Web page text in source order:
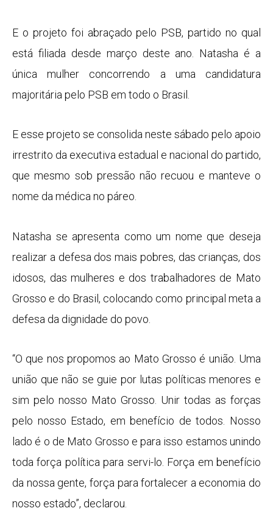
E o projeto foi abraçado pelo PSB, partido no qual
está filiada desde março deste ano. Natasha é a
única mulher concorrendo a uma candidatura
majoritária pelo PSB em todo o Brasil.
E esse projeto se consolida neste sábado pelo apoio
irrestrito da executiva estadual e nacional do partido,
que mesmo sob pressão não recuou e manteve o
nome da médica no páreo.
Natasha se apresenta como um nome que deseja
realizar a defesa dos mais pobres, das crianças, dos
idosos, das mulheres e dos trabalhadores de Mato
Grosso e do Brasil, colocando como principal meta a
defesa da dignidade do povo.
“O que nos propomos ao Mato Grosso é união. Uma
união que não se guie por lutas políticas menores e
sim pelo nosso Mato Grosso. Unir todas as forças
pelo nosso Estado, em benefício de todos. Nosso
lado é o de Mato Grosso e para isso estamos unindo
toda força política para servi-lo. Força em benefício
da nossa gente, força para fortalecer a economia do
nosso estado”, declarou.